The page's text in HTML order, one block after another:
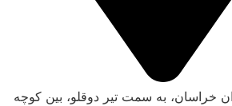
خراسان، به سمت تیر دوقلو، بین کوچه